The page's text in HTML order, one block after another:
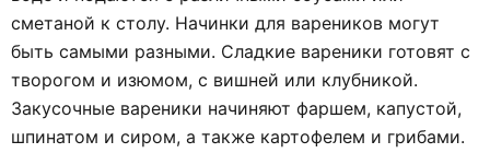
сметаной к столу. Начинки для вареников могут
быть самыми разными. Сладкие вареники готовят с
творогом и изюмом, с вишней или клубникой.
Закусочные вареники начиняют фаршем, капустой,
шпинатом и сиром, а также картофелем и грибами.